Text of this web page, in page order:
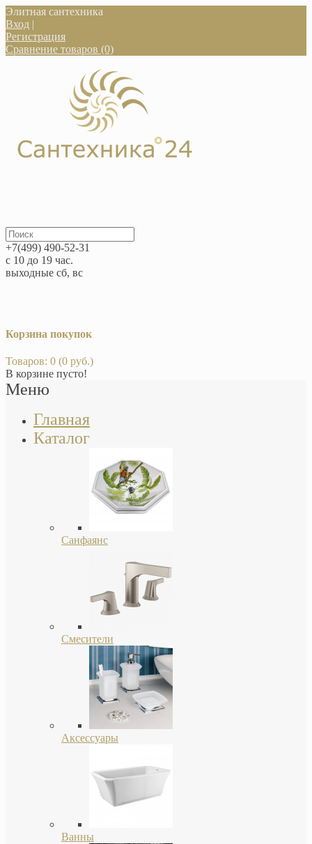
Элитная сантехника
Вход |
Регистрация
Сравнение товаров (0)
+7(499) 490-52-31
с 10 до 19 час.
выходные сб, вс
Корзина покупок
Товаров: 0 (0 руб.)
В корзине пусто!
Меню
Главная
Каталог
Санфаянс
Смесители
Аксессуары
Ванны